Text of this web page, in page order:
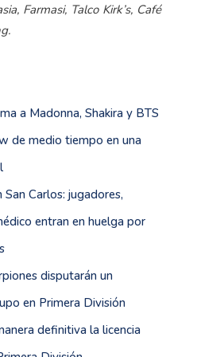
Farmasi, Talco Kirk’s, Café
a Madonna, Shakira y BTS
de medio tiempo en una
Carlos: jugadores,
entran en huelga por
disputarán un
en Primera División
definitiva la licencia